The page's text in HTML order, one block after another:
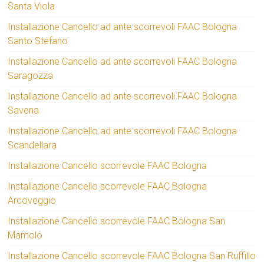
Santa Viola
Installazione Cancello ad ante scorrevoli FAAC Bologna
Santo Stefano
Installazione Cancello ad ante scorrevoli FAAC Bologna
Saragozza
Installazione Cancello ad ante scorrevoli FAAC Bologna
Savena
Installazione Cancello ad ante scorrevoli FAAC Bologna
Scandellara
Installazione Cancello scorrevole FAAC Bologna
Installazione Cancello scorrevole FAAC Bologna
Arcoveggio
Installazione Cancello scorrevole FAAC Bologna San
Mamolo
Installazione Cancello scorrevole FAAC Bologna San Ruffillo